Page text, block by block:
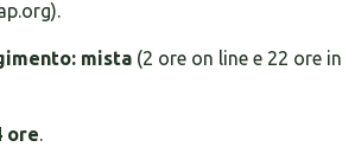
mista (2 ore on line e 22 ore in
ore.